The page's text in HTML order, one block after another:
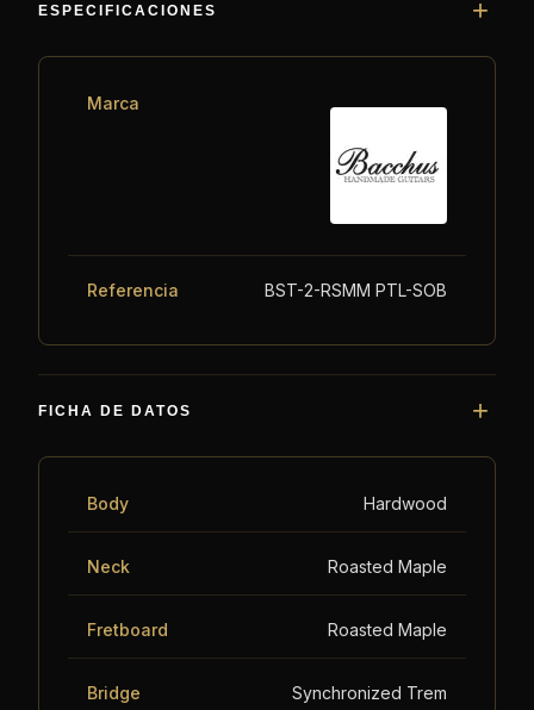
ESPECIFICACIONES
Marca
Referencia BST-2-RSMM PTL-SOB
FICHA DE DATOS
Body Hardwood
Neck Roasted Maple
Fretboard Roasted Maple
Bridge Synchronized Trem